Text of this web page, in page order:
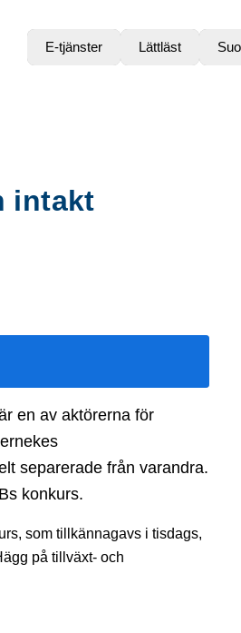
E-tjänster
Lättläst
intakt
en av aktörerna för
separerade från varandra.
konkurs.
som tillkännagavs i tisdags,
på tillväxt- och